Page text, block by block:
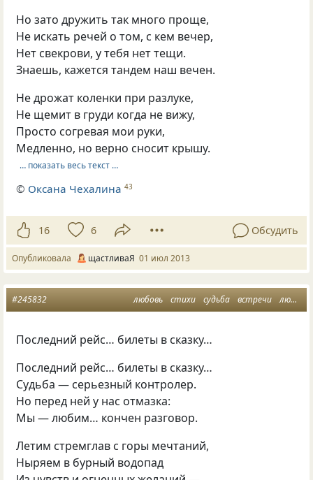
Но зато дружить так много проще,
Не искать речей о том, с кем вечер,
Нет свекрови, у тебя нет тещи.
Знаешь, кажется тандем наш вечен.
Не дрожат коленки при разлуке,
Не щемит в груди когда не вижу,
Просто согревая мои руки,
Медленно, но верно сносит крышу.
… показать весь текст …
© Оксана Чехалина 43
16 6 Обсудить
Опубликовала щастливаЯ 01 июл 2013
любовь стихи судьба встречи любовная лирика
#245832
Последний рейс… билеты в сказку…
Последний рейс… билеты в сказку…
Судьба — серьезный контролер.
Но перед ней у нас отмазка:
Мы — любим… кончен разговор.
Летим стремглав с горы мечтаний,
Ныряем в бурный водопад